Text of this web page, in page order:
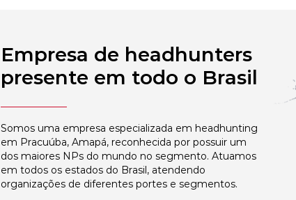
Empresa de headhunters
presente em todo o Brasil
Somos uma empresa especializada em headhunting
em Pracuúba, Amapá, reconhecida por possuir um
dos maiores NPs do mundo no segmento. Atuamos
em todos os estados do Brasil, atendendo
organizações de diferentes portes e segmentos.